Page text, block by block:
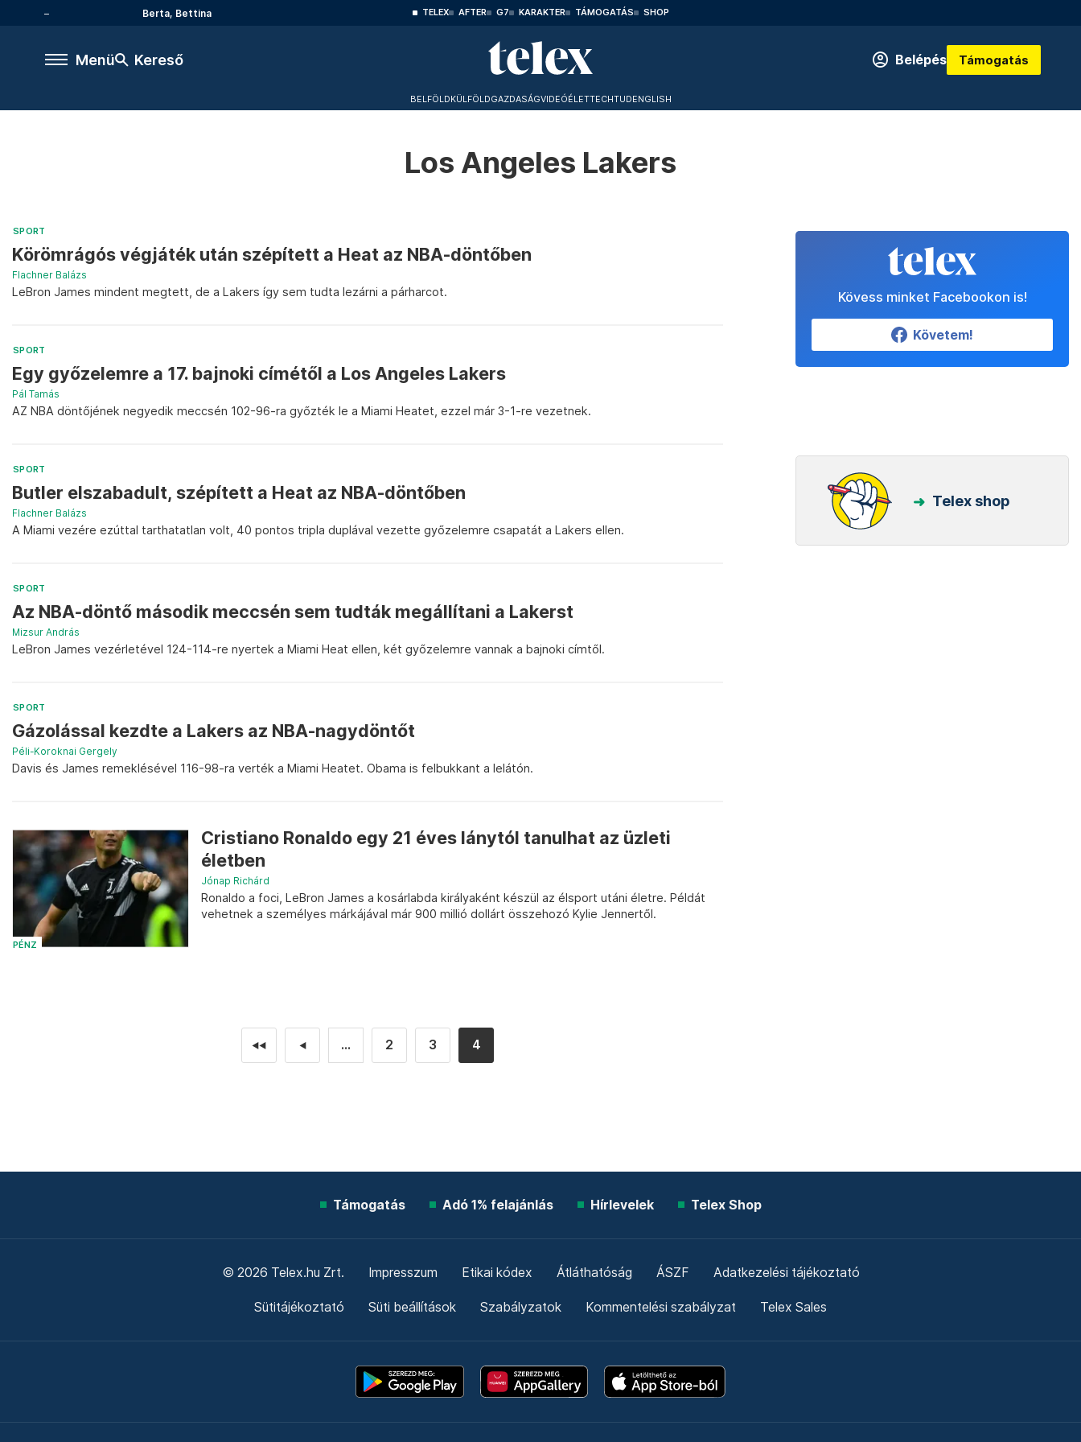
Berta, Bettina TELEX AFTER G7 KARAKTER TÁMOGATÁS SHOP
Menü Kereső Belépés Támogatás
BELFÖLDKÜLFÖLDGAZDASÁGVIDEÓÉLETTECHTUDENGLISH
Los Angeles Lakers
SPORT
Körömrágós végjáték után szépített a Heat az NBA-döntőben
Flachner Balázs
LeBron James mindent megtett, de a Lakers így sem tudta lezárni a párharcot.
SPORT
Egy győzelemre a 17. bajnoki címétől a Los Angeles Lakers
Pál Tamás
AZ NBA döntőjének negyedik meccsén 102-96-ra győzték le a Miami Heatet, ezzel már 3-1-re vezetnek.
SPORT
Butler elszabadult, szépített a Heat az NBA-döntőben
Flachner Balázs
A Miami vezére ezúttal tarthatatlan volt, 40 pontos tripla duplával vezette győzelemre csapatát a Lakers ellen.
SPORT
Az NBA-döntő második meccsén sem tudták megállítani a Lakerst
Mizsur András
LeBron James vezérletével 124-114-re nyertek a Miami Heat ellen, két győzelemre vannak a bajnoki címtől.
SPORT
Gázolással kezdte a Lakers az NBA-nagydöntőt
Péli-Koroknai Gergely
Davis és James remeklésével 116-98-ra verték a Miami Heatet. Obama is felbukkant a lelátón.
PÉNZ
Cristiano Ronaldo egy 21 éves lánytól tanulhat az üzleti
életben
Jónap Richárd
Ronaldo a foci, LeBron James a kosárlabda királyaként készül az élsport utáni életre. Példát
vehetnek a személyes márkájával már 900 millió dollárt összehozó Kylie Jennertől.
◄◄ ◄ ... 2 3 4
Kövess minket Facebookon is!
Követem!
Telex shop
Támogatás Adó 1% felajánlás Hírlevelek Telex Shop
© 2026 Telex.hu Zrt. Impresszum Etikai kódex Átláthatóság ÁSZF Adatkezelési tájékoztató
Sütitájékoztató Süti beállítások Szabályzatok Kommentelési szabályzat Telex Sales